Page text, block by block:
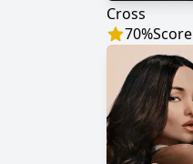
Cross
70%Score